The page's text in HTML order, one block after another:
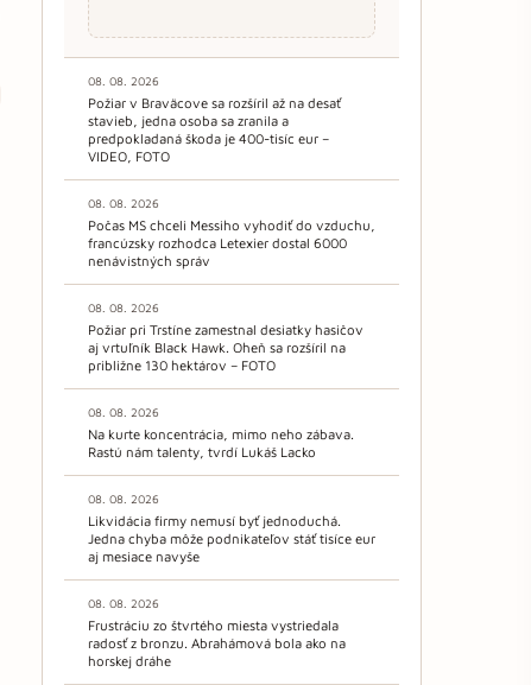
08. 08. 2026
Požiar v Braväcove sa rozšíril až na desať
stavieb, jedna osoba sa zranila a
predpokladaná škoda je 400-tisíc eur –
VIDEO, FOTO
08. 08. 2026
Počas MS chceli Messiho vyhodiť do vzduchu,
francúzsky rozhodca Letexier dostal 6000
nenávistných správ
08. 08. 2026
Požiar pri Trstíne zamestnal desiatky hasičov
aj vrtuľník Black Hawk. Oheň sa rozšíril na
približne 130 hektárov – FOTO
08. 08. 2026
Na kurte koncentrácia, mimo neho zábava.
Rastú nám talenty, tvrdí Lukáš Lacko
08. 08. 2026
Likvidácia firmy nemusí byť jednoduchá.
Jedna chyba môže podnikateľov stáť tisíce eur
aj mesiace navyše
08. 08. 2026
Frustráciu zo štvrtého miesta vystriedala
radosť z bronzu. Abrahámová bola ako na
horskej dráhe